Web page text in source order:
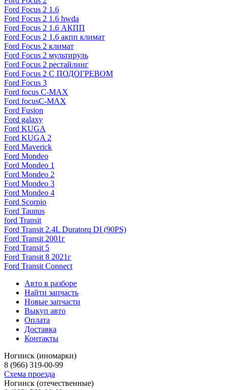
Ford Focus 2 1.6
Ford Focus 2 1.6 hwda
Ford Focus 2 1.6 АКПП
Ford Focus 2 1.6 акпп климат
Ford Focus 2 климат
Ford Focus 2 мультируль
Ford Focus 2 рестайлинг
Ford Focus 2 С ПОДОГРЕВОМ
Ford Focus 3
Ford focus C-MAX
Ford focusC-MAX
Ford Fusion
Ford galaxy
Ford KUGA
Ford KUGA 2
Ford Maverick
Ford Mondeo
Ford Mondeo 1
Ford Mondeo 2
Ford Mondeo 3
Ford Mondeo 4
Ford Scorpio
Ford Taunus
ford Transit
Ford Transit 2.4L Duratorq DI (90PS)
Ford Transit 2001г
Ford Transit 5
Ford Transit 8 2021г
Ford Transit Connect
Авто в разборе
Найти запчасть
Новые запчасти
Выкуп авто
Оплата
Доставка
Контакты
Ногинск (иномарки)
8 (966) 319-00-99
Схема проезда
Ногинск (отечественные)